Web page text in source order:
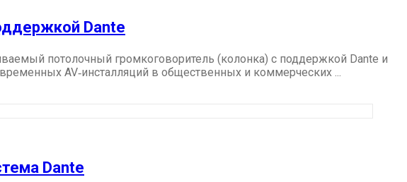
Dante
потолочный громкоговоритель (колонка) с поддержкой Dante и
AV‑инсталляций в общественных и коммерческих ...
Dante